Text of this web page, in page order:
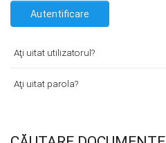
Autentificare
Aţi uitat utilizatorul?
Aţi uitat parola?